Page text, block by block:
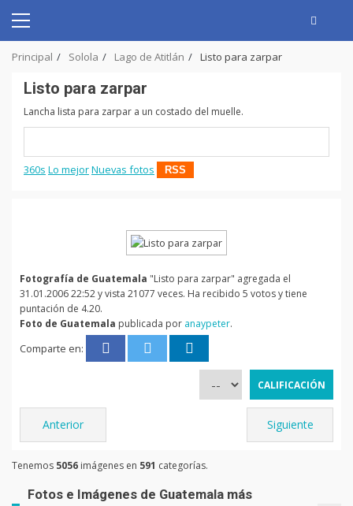
content
Primary
Principal Solola Lago de Atitlán Listo para zarpar
Listo para zarpar
Lancha lista para zarpar a un costado del muelle.
360s Lo mejorNuevas fotos RSS
Fotografía de Guatemala "Listo para zarpar" agregada el
31.01.2006 22:52 y vista 21077 veces. Ha recibido 5 votos y tiene
puntación de 4.20.
Foto de Guatemala publicada por anaypeter.
Comparte en:
Anterior Siguiente
Tenemos 5056 imágenes en 591 categorías.
Fotos e Imágenes de Guatemala más